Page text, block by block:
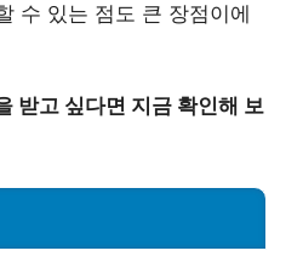
수 있는 점도 큰 장점이에
받고 싶다면 지금 확인해 보